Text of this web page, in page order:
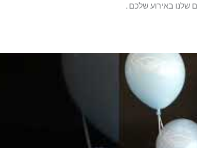
שלנו באירוע שלכם .